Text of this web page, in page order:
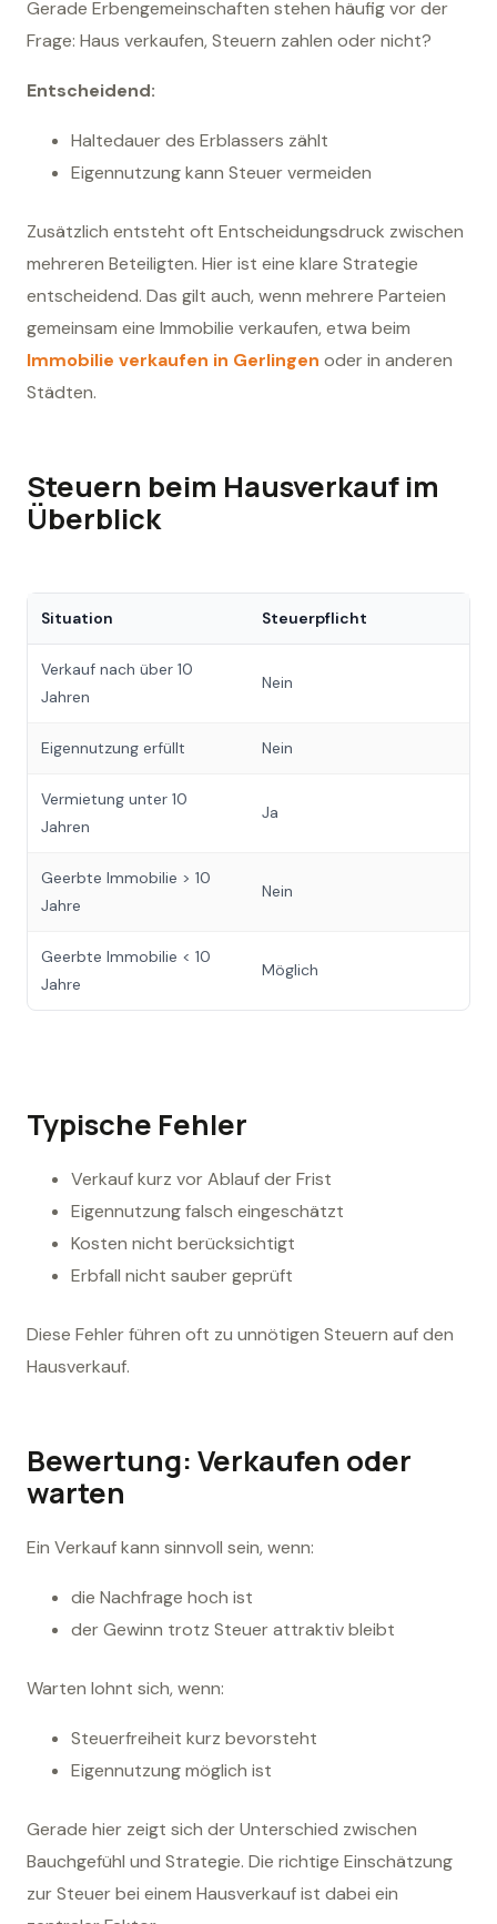
Gerade Erbengemeinschaften stehen häufig vor der
Frage: Haus verkaufen, Steuern zahlen oder nicht?
Entscheidend:
Haltedauer des Erblassers zählt
Eigennutzung kann Steuer vermeiden
Zusätzlich entsteht oft Entscheidungsdruck zwischen
mehreren Beteiligten. Hier ist eine klare Strategie
entscheidend. Das gilt auch, wenn mehrere Parteien
gemeinsam eine Immobilie verkaufen, etwa beim
Immobilie verkaufen in Gerlingen oder in anderen
Städten.
Steuern beim Hausverkauf im
Überblick
Situation Steuerpflicht
Verkauf nach über 10
Jahren
Nein
Eigennutzung erfüllt Nein
Vermietung unter 10
Jahren
Ja
Geerbte Immobilie > 10
Jahre
Nein
Geerbte Immobilie < 10
Jahre
Möglich
Typische Fehler
Verkauf kurz vor Ablauf der Frist
Eigennutzung falsch eingeschätzt
Kosten nicht berücksichtigt
Erbfall nicht sauber geprüft
Diese Fehler führen oft zu unnötigen Steuern auf den
Hausverkauf.
Bewertung: Verkaufen oder
warten
Ein Verkauf kann sinnvoll sein, wenn:
die Nachfrage hoch ist
der Gewinn trotz Steuer attraktiv bleibt
Warten lohnt sich, wenn:
Steuerfreiheit kurz bevorsteht
Eigennutzung möglich ist
Gerade hier zeigt sich der Unterschied zwischen
Bauchgefühl und Strategie. Die richtige Einschätzung
zur Steuer bei einem Hausverkauf ist dabei ein